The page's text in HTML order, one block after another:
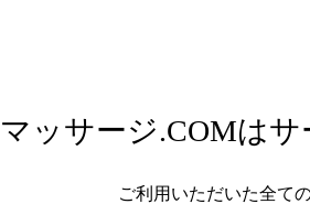
マッサージ.COMは
ご利用いただいた全て